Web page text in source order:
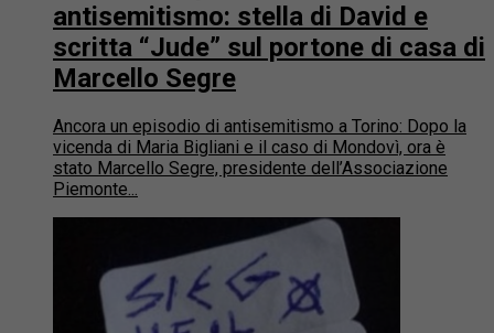
antisemitismo: stella di David e
scritta “Jude” sul portone di casa di
Marcello Segre
Ancora un episodio di antisemitismo a Torino: Dopo la
vicenda di Maria Bigliani e il caso di Mondovì, ora è
stato Marcello Segre, presidente dell’Associazione
Piemonte...